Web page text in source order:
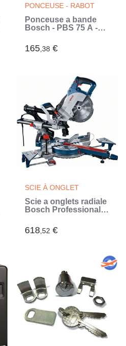
PONCEUSE - RABOT
Ponceuse a bande
Bosch - PBS 75 A -
165,38 €
SCIE À ONGLET
Scie a onglets radiale
Bosch Professional
0601B19100 - 216 mm
- 1600 W - Bois (Bleu)
618,52 €